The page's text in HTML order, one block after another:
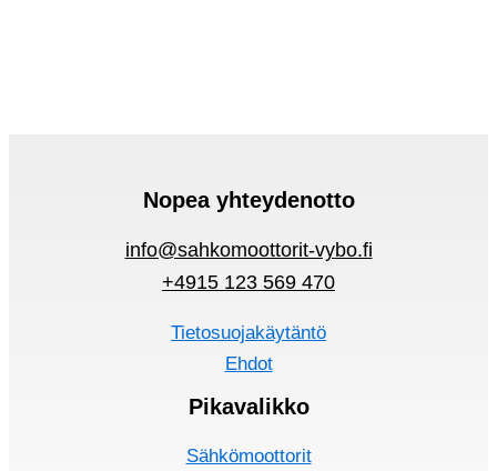
Nopea yhteydenotto
info@sahkomoottorit-vybo.fi
+4915 123 569 470
Tietosuojakäytäntö
Ehdot
Pikavalikko
Sähkömoottorit